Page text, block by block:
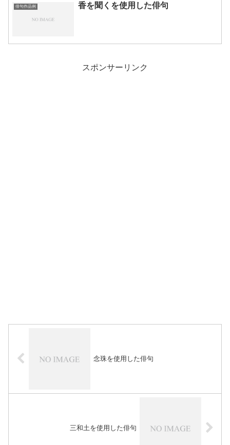
俳句作品例 香を聞くを使用した俳句
スポンサーリンク
念珠を使用した俳句
三和土を使用した俳句